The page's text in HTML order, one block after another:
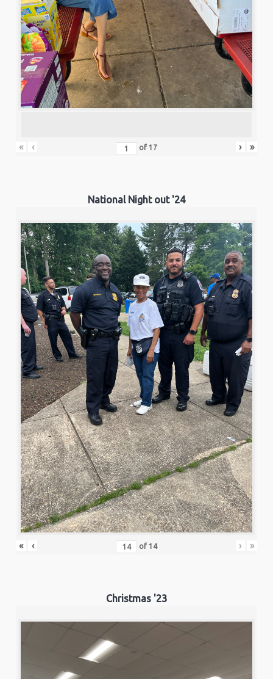
« ‹ of 17 › »
National Night out '24
« ‹ of 14 › »
Christmas '23